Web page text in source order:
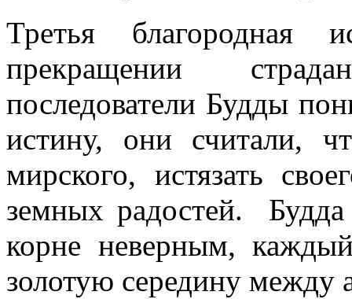
Третья благородная
прекращении
последователи Будды
истину, они считали,
мирского, истязать
земных радостей.
корне неверным,
золотую середину